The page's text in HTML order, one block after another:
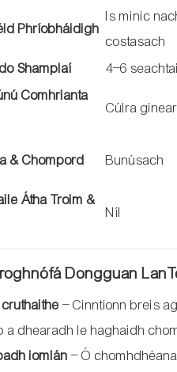
Phríobháidigh
Is minic
costasach
Shamplaí
4–6
Comhrianta
Cúlra
& Chompord Bunúsach
Átha Troim &
Níl
Dongguan
– Cinntíonn breis
a dhearadh le haghaidh
iomlán – Ó